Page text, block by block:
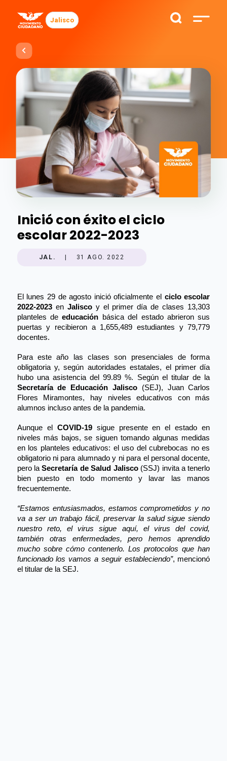
Jalisco
Inició con éxito el ciclo
escolar 2022-2023
JAL. 31 AGO. 2022
El lunes 29 de agosto inició oficialmente el
2022-2023 en Jalisco y el primer día de clases 13,303
planteles de educación básica del estado abrieron sus
puertas y recibieron a 1,655,489 estudiantes y 79,779
docentes.
Para este año las clases son presenciales de forma
obligatoria y, según autoridades estatales, el primer día
Secretaría de Educación Jalisco (SEJ), Juan Carlos
Flores Miramontes, hay niveles educativos con más
alumnos incluso antes de la pandemia.
Aunque el COVID-19 sigue presente en el estado en
niveles más bajos, se siguen tomando algunas medidas
en los planteles educativos: el uso del cubrebocas no es
obligatorio ni para alumnado y ni para el personal docente,
pero la Secretaría de Salud Jalisco (SSJ) invita a tenerlo
bien puesto en todo momento y lavar las manos
frecuentemente.
“Estamos entusiasmados, estamos comprometidos y no
va a ser un trabajo fácil, preservar la salud sigue siendo
nuestro reto, el virus sigue aquí, el virus del covid,
también otras enfermedades, pero hemos aprendido
mucho sobre cómo contenerlo. Los protocolos que han
funcionado los vamos a seguir estableciendo”, mencionó
el titular de la SEJ.